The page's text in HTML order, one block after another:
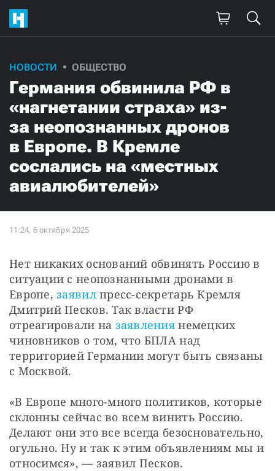
НОВОСТИ ОБЩЕСТВО
Германия обвинила РФ в
«нагнетании страха» из-
за неопознанных дронов
в Европе. В Кремле
сослались на «местных
авиалюбителей»
Нет никаких оснований обвинять Россию в
ситуации с неопознанными дронами в
Европе, заявил пресс-секретарь Кремля
Дмитрий Песков. Так власти РФ
отреагировали на заявления немецких
чиновников о том, что БПЛА над
территорией Германии могут быть связаны
с Москвой.
«В Европе много-много политиков, которые
склонны сейчас во всем винить Россию.
Делают они это все всегда безосновательно,
огульно. Ну и так к этим объявлениям мы и
относимся», — заявил Песков.